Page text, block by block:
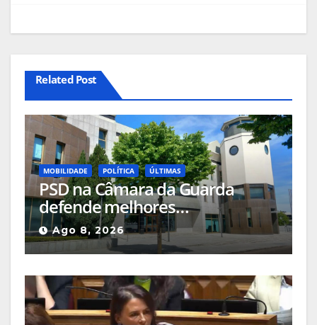
Related Post
MOBILIDADE POLÍTICA ÚLTIMAS
PSD na Câmara da Guarda
defende melhores
acessibilidades para pessoas
com mobilidade reduzida nos
locais públicos ou até nas
passadeiras
Ago 8, 2026